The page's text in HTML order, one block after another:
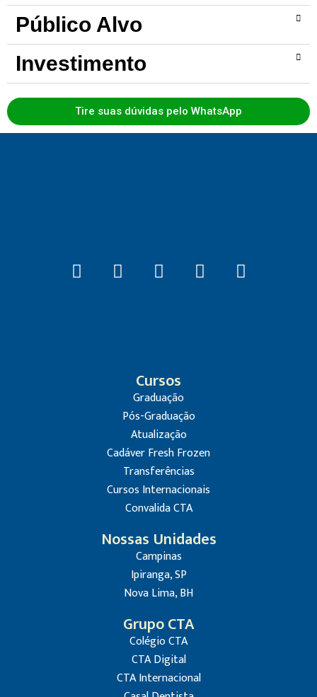
Público Alvo
Investimento
Tire suas dúvidas pelo WhatsApp
Cursos
Graduação
Pós-Graduação
Atualização
Cadáver Fresh Frozen
Transferências
Cursos Internacionais
Convalida CTA
Nossas Unidades
Campinas
Ipiranga, SP
Nova Lima, BH
Grupo CTA
Colégio CTA
CTA Digital
CTA Internacional